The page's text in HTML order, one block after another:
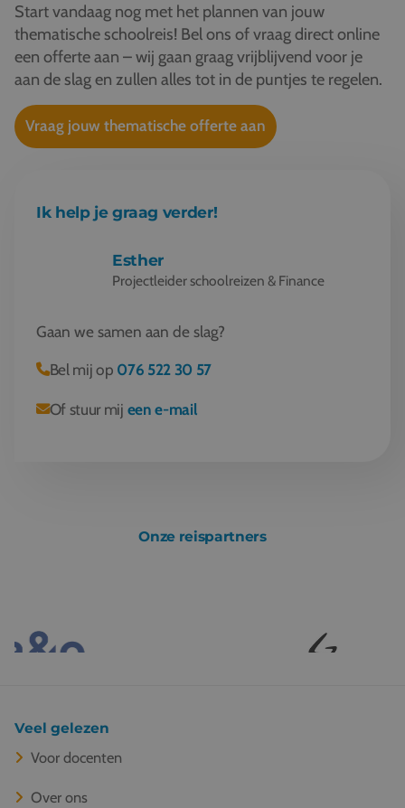
Start vandaag nog met het plannen van jouw
thematische schoolreis! Bel ons of vraag direct online
een offerte aan – wij gaan graag vrijblijvend voor je
aan de slag en zullen alles tot in de puntjes te regelen.
Vraag jouw thematische offerte aan
Ik help je graag verder!
Esther
Projectleider schoolreizen & Finance
Gaan we samen aan de slag?
Bel mij op 076 522 30 57
Of stuur mij een e-mail
Onze reispartners
Veel gelezen
Voor docenten
Over ons